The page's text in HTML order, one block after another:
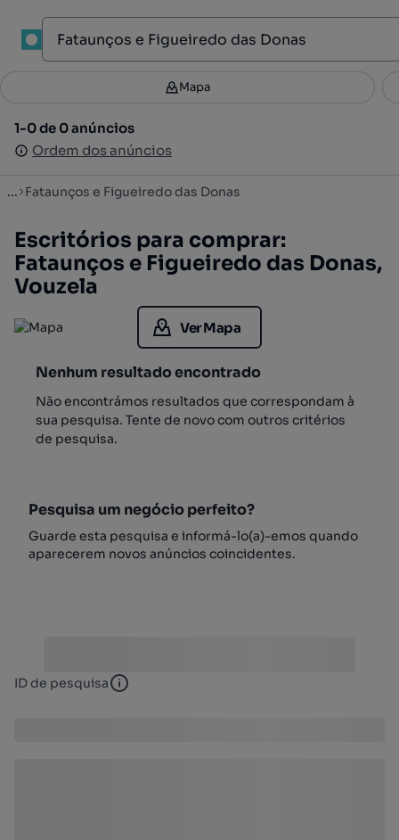
Filtros 3
1-0 de 0 anúncios
Ordem dos anúncios
Mapa
1-0 de 0 anúncios
Ordem dos anúncios
... Fataunços e Figueiredo das Donas
Escritórios para comprar:
Fataunços e Figueiredo das Donas,
Vouzela
Ver Mapa
Nenhum resultado encontrado
Não encontrámos resultados que correspondam à
sua pesquisa. Tente de novo com outros critérios
de pesquisa.
Pesquisa um negócio perfeito?
Guarde esta pesquisa e informá-lo(a)-emos quando
aparecerem novos anúncios coincidentes.
ID de pesquisa ID de pesquisa